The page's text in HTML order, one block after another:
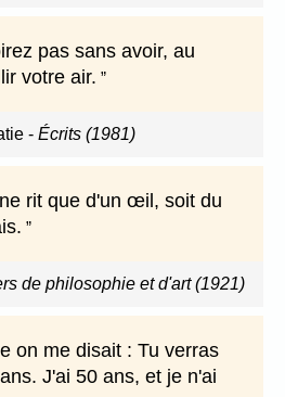
pas sans avoir, au
votre air.
- Écrits (1981)
rit que d'un œil, soit du
de philosophie et d'art (1921)
on me disait : Tu verras
J'ai 50 ans, et je n'ai